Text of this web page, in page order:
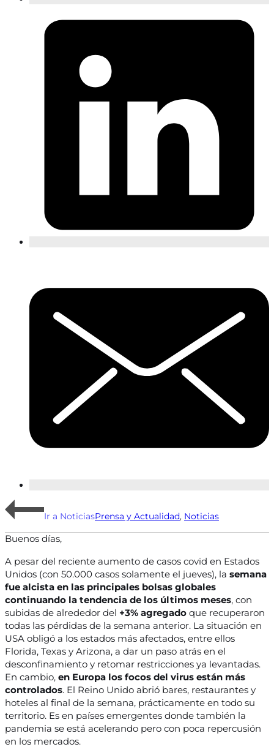
Ir a NoticiasPrensa y Actualidad, Noticias
Buenos días,
A pesar del reciente aumento de casos covid en Estados
Unidos (con 50.000 casos solamente el jueves), la semana
fue alcista en las principales bolsas globales
continuando la tendencia de los últimos meses, con
subidas de alrededor del +3% agregado que recuperaron
todas las pérdidas de la semana anterior. La situación en
USA obligó a los estados más afectados, entre ellos
Florida, Texas y Arizona, a dar un paso atrás en el
desconfinamiento y retomar restricciones ya levantadas.
En cambio, en Europa los focos del virus están más
controlados. El Reino Unido abrió bares, restaurantes y
hoteles al final de la semana, prácticamente en todo su
territorio. Es en países emergentes donde también la
pandemia se está acelerando pero con poca repercusión
en los mercados.